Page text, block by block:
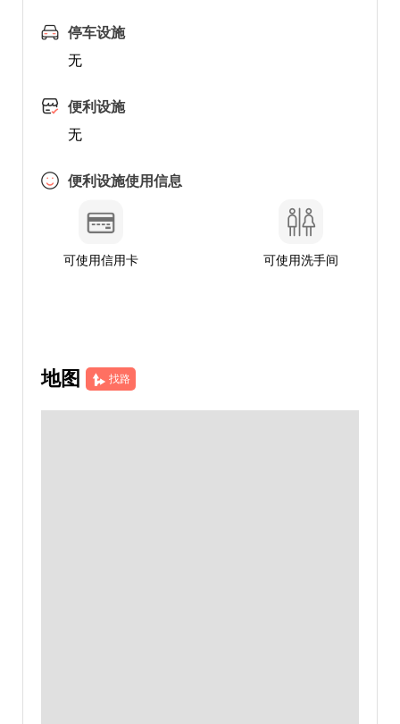
停车设施
无
便利设施
无
便利设施使用信息
可使用信用卡 可使用洗手间
地图 找路